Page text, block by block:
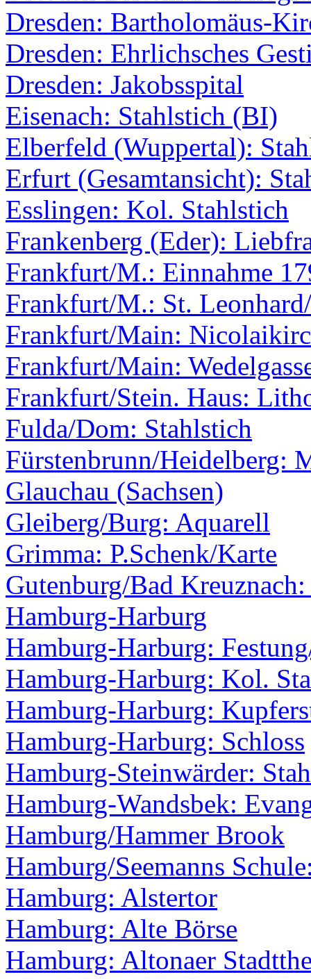
Dresden: Bartholomäus-
Dresden: Ehrlichsches
Dresden: Jakobsspital
Eisenach: Stahlstich (BI)
Elberfeld (Wuppertal):
Erfurt (Gesamtansicht):
Esslingen: Kol. Stahlstich
Frankenberg (Eder):
Frankfurt/M.: Einnahme
Frankfurt/M.: St.
Frankfurt/Main:
Frankfurt/Main:
Frankfurt/Stein. Haus:
Fulda/Dom: Stahlstich
Fürstenbrunn/Heidelberg:
Glauchau (Sachsen)
Gleiberg/Burg: Aquarell
Grimma: P.Schenk/Karte
Gutenburg/Bad
Hamburg-Harburg
Hamburg-Harburg:
Hamburg-Harburg: Kol.
Hamburg-Harburg:
Hamburg-Harburg: Schloss
Hamburg-Steinwärder:
Hamburg-Wandsbek:
Hamburg/Hammer Brook
Hamburg/Seemanns
Hamburg: Alstertor
Hamburg: Alte Börse
Hamburg: Altonaer